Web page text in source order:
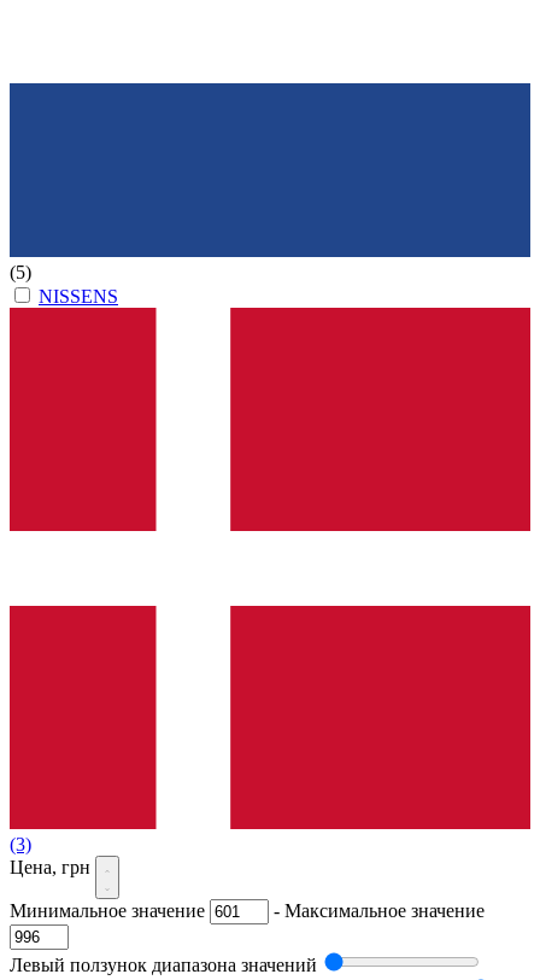
(5)
NISSENS
(3)
Цена, грн
Минимальное значение - Максимальное значение
Левый ползунок диапазона значений